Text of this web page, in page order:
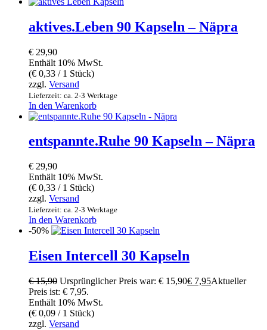
aktives.Leben 90 Kapseln – Näpra
€ 29,90
Enthält 10% MwSt.
(€ 0,33 / 1 Stück)
zzgl. Versand
Lieferzeit: ca. 2-3 Werktage
In den Warenkorb
entspannte.Ruhe 90 Kapseln – Näpra
€ 29,90
Enthält 10% MwSt.
(€ 0,33 / 1 Stück)
zzgl. Versand
Lieferzeit: ca. 2-3 Werktage
In den Warenkorb
-50%
Eisen Intercell 30 Kapseln
€15,90 Ursprünglicher Preis war: € 15,90€ 7,95Aktueller
Preis ist: € 7,95.
Enthält 10% MwSt.
(€ 0,09 / 1 Stück)
zzgl. Versand